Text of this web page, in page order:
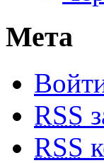
Мета
RSS
RSS